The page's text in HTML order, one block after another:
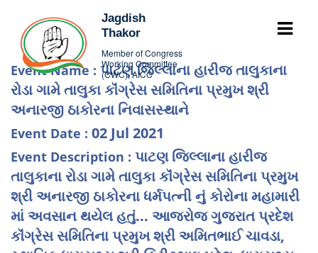
Jagdish
Thakor
Member of Congress
Working Committee
(CWC), AICC
Event Name : પાટણ જિલ્લાના હારીજ તાલુકાના
રોડા ગામે તાલુકા કૉંગ્રેસ સમિતિના પ્રમુખ શ્રી
અનારજી ઠાકોરના નિવાસસ્થાને
Event Date : 02 Jul 2021
Event Description : પાટણ જિલ્લાના હારીજ
તાલુકાના રોડા ગામે તાલુકા કૉંગ્રેસ સમિતિના પ્રમુખ
શ્રી અનારજી ઠાકોરના ધર્મપત્ની નું કોરોના મહામારી
માં અવસાન થયેલ હતું... આજરોજ ગુજરાત પ્રદેશ
કૉંગ્રેસ સમિતિના પ્રમુખ શ્રી અમિતભાઈ ચાવડા,